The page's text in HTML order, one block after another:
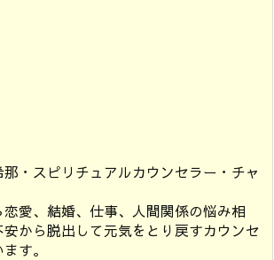
那・スピリチュアルカウンセラー・チャ
愛、結婚、仕事、人間関係の悩み相
から脱出して元気をとり戻すカウンセ
す。